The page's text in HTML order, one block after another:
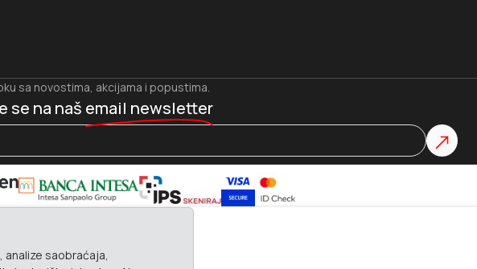
sa novostima, akcijama i popustima.
se na naš email newsletter
saobraćaja,